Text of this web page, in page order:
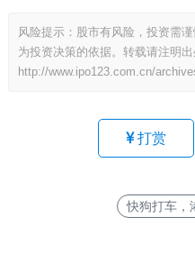
风险提示：股市有风险，投资需
为投资决策的依据。转载请注明出
http://www.ipo123.com.cn/
打赏
快狗打车，